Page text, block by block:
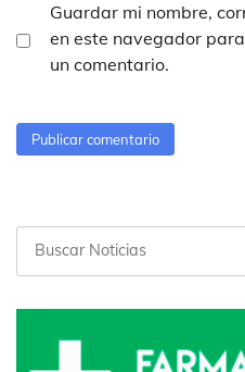
Guardar mi nombre,
en este navegador
un comentario.